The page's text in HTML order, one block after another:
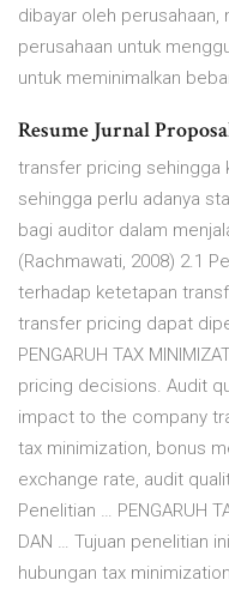
dibayar oleh perusahaan,
perusahaan untuk
untuk meminimalkan
Resume Jurnal
transfer pricing sehingga
sehingga perlu adanya
bagi auditor dalam
(Rachmawati, 2008) 2.1
terhadap ketetapan
transfer pricing dapat
PENGARUH TAX
pricing decisions. Audit
impact to the company
tax minimization, bonus
exchange rate, audit
Penelitian … PENGARUH
DAN … Tujuan penelitian
hubungan tax